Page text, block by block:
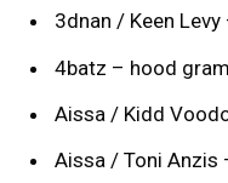
3dnan / Keen Levy
4batz – hood
Aissa / Kidd
Aissa / Toni Anzis